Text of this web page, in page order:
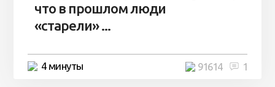
что в прошлом люди
«старели» ...
4 минуты 1
91614